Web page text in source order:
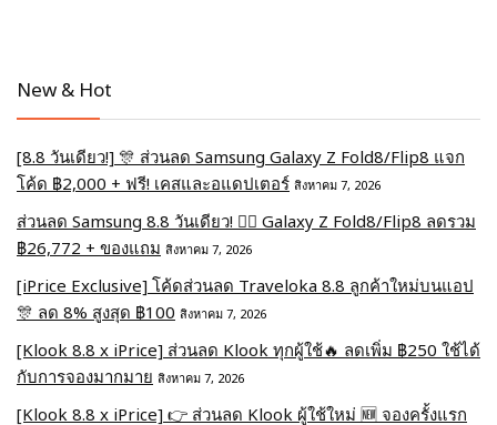
New & Hot
[8.8 วันเดียว!] 🎊 ส่วนลด Samsung Galaxy Z Fold8/Flip8 แจก
โค้ด ฿2,000 + ฟรี! เคสและอแดปเตอร์ สิงหาคม 7, 2026
ส่วนลด Samsung 8.8 วันเดียว! ❤️‍🔥 Galaxy Z Fold8/Flip8 ลดรวม
฿26,772 + ของแถม สิงหาคม 7, 2026
[iPrice Exclusive] โค้ดส่วนลด Traveloka 8.8 ลูกค้าใหม่บนแอป
🎊 ลด 8% สูงสุด​ ฿100 สิงหาคม 7, 2026
[Klook 8.8 x iPrice] ส่วนลด Klook ทุกผู้ใช้🔥 ลดเพิ่ม ฿250 ใช้ได้
กับการจองมากมาย สิงหาคม 7, 2026
[Klook 8.8 x iPrice] 👉 ส่วนลด Klook ผู้ใช้ใหม่ 🆕 จองครั้งแรก